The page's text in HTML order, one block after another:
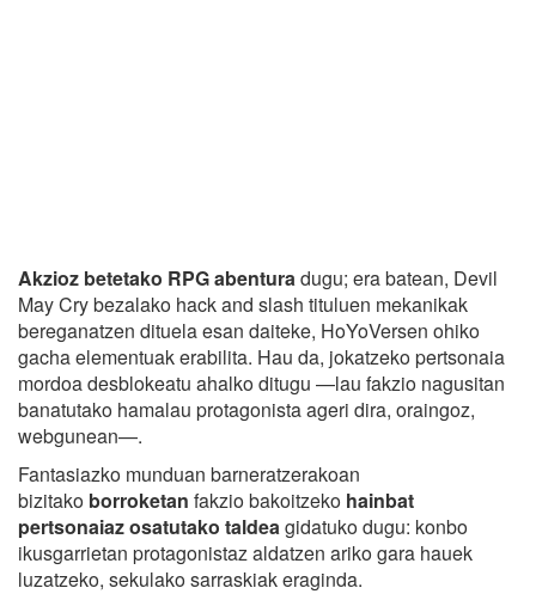
Akzioz betetako RPG abentura dugu; era batean, Devil
May Cry bezalako hack and slash tituluen mekanikak
bereganatzen dituela esan daiteke, HoYoVersen ohiko
gacha elementuak erabilita. Hau da, jokatzeko pertsonaia
mordoa desblokeatu ahalko ditugu —lau fakzio nagusitan
banatutako hamalau protagonista ageri dira, oraingoz,
webgunean—.
Fantasiazko munduan barneratzerakoan
bizitako borroketan fakzio bakoitzeko hainbat
pertsonaiaz osatutako taldea gidatuko dugu: konbo
ikusgarrietan protagonistaz aldatzen ariko gara hauek
luzatzeko, sekulako sarraskiak eraginda.